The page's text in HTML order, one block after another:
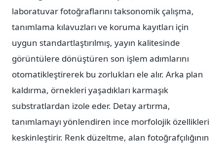
laboratuvar fotoğraflarını taksonomik çalışma,
tanımlama kılavuzları ve koruma kayıtları için
uygun standartlaştırılmış, yayın kalitesinde
görüntülere dönüştüren son işlem adımlarını
otomatikleştirerek bu zorlukları ele alır. Arka plan
kaldırma, örnekleri yaşadıkları karmaşık
substratlardan izole eder. Detay artırma,
tanımlamayı yönlendiren ince morfolojik özellikleri
keskinleştirir. Renk düzeltme, alan fotoğrafçılığının